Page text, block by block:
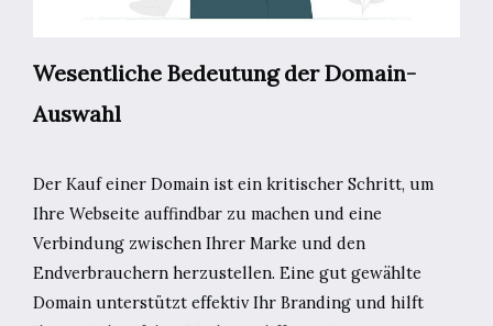
Wesentliche Bedeutung der Domain-
Auswahl
Der Kauf einer Domain ist ein kritischer Schritt, um
Ihre Webseite auffindbar zu machen und eine
Verbindung zwischen Ihrer Marke und den
Endverbrauchern herzustellen. Eine gut gewählte
Domain unterstützt effektiv Ihr Branding und hilft